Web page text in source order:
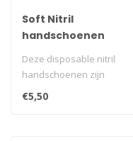
Soft Nitril
handschoenen
poedervrij - Blauw
Deze disposable nitril
handschoenen zijn
onpoederd en vormen een
€5,50